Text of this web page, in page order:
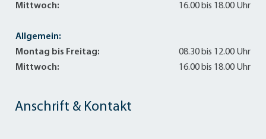
Anschrift & Kontakt
Mittwoch:
16.00 bis 18.00 Uhr
Allgemein:
Montag bis Freitag:
08.30 bis 12.00 Uhr
Mittwoch:
16.00 bis 18.00 Uhr